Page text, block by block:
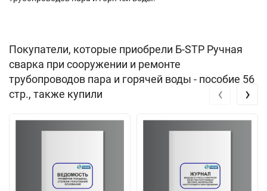
Покупатели, которые приобрели Б-STP Ручная
сварка при сооружении и ремонте
трубопроводов пара и горячей воды - пособие 56
стр., также купили
‹ ›